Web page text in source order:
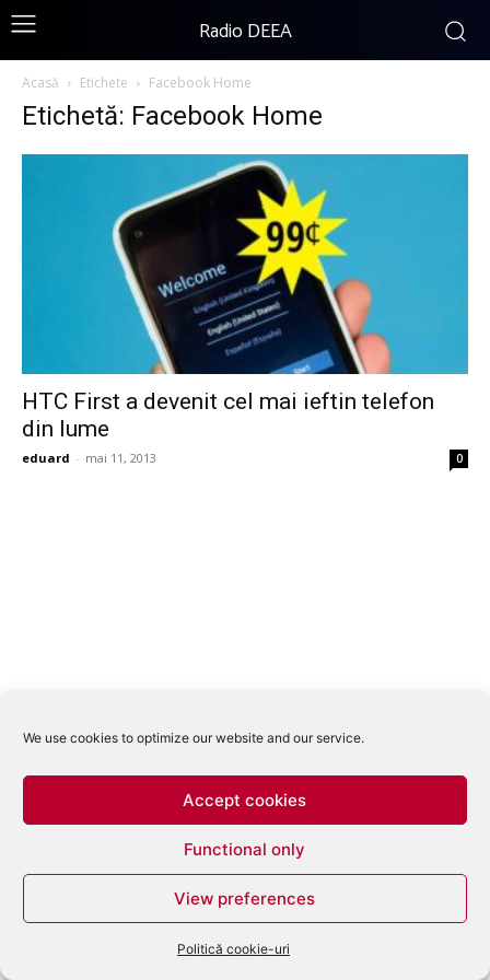
We use cookies to optimize our website and our service.
Accept cookies
Functional only
View preferences
Politică cookie-uri
Radio DEEA
Acasă Etichete Facebook Home
Etichetă: Facebook Home
HTC First a devenit cel mai ieftin telefon
din lume
eduard - mai 11, 2013 0